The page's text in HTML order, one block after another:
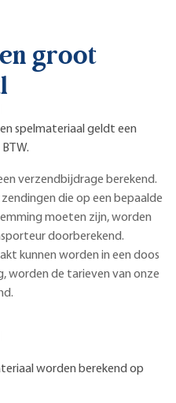
groot
spelmateriaal geldt een
verzendbijdrage berekend.
die op een bepaalde
moeten zijn, worden
doorberekend.
kunnen worden in een doos
worden de tarieven van onze
worden berekend op